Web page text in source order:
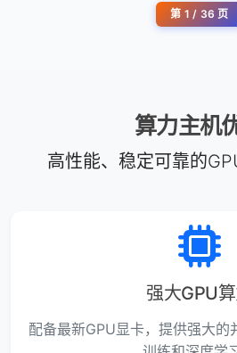
第 1 / 36 页
算力主机
高性能、稳定可靠的
强大GPU
配备最新GPU显卡，提供强大的